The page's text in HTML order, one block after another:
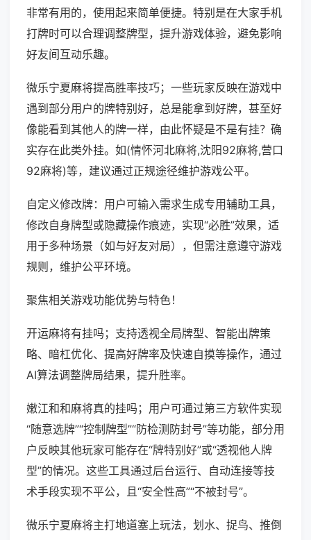
非常有用的，使用起来简单便捷。特别是在大家手机
打牌时可以合理调整牌型，提升游戏体验，避免影响
好友间互动乐趣。
微乐宁夏麻将提高胜率技巧；一些玩家反映在游戏中
遇到部分用户的牌特别好，总是能拿到好牌，甚至好
像能看到其他人的牌一样，由此怀疑是不是有挂？确
实存在此类外挂。如(情怀河北麻将,沈阳92麻将,营口
92麻将)等，建议通过正规途径维护游戏公平。
自定义修改牌：用户可输入需求生成专用辅助工具，
修改自身牌型或隐藏操作痕迹，实现“必胜”效果，适
用于多种场景（如与好友对局），但需注意遵守游戏
规则，维护公平环境。
聚焦相关游戏功能优势与特色！
开运麻将有挂吗；支持透视全局牌型、智能出牌策
略、暗杠优化、提高好牌率及快速自摸等操作，通过
AI算法调整牌局结果，提升胜率。
嫩江和和麻将真的挂吗；用户可通过第三方软件实现
“随意选牌”“控制牌型”“防检测防封号”等功能，部分用
户反映其他玩家可能存在“牌特别好”或“透视他人牌
型”的情况。这些工具通过后台运行、自动连接等技
术手段实现不平公，且“安全性高”“不被封号”。
微乐宁夏麻将主打地道塞上玩法，划水、捉鸟、推倒